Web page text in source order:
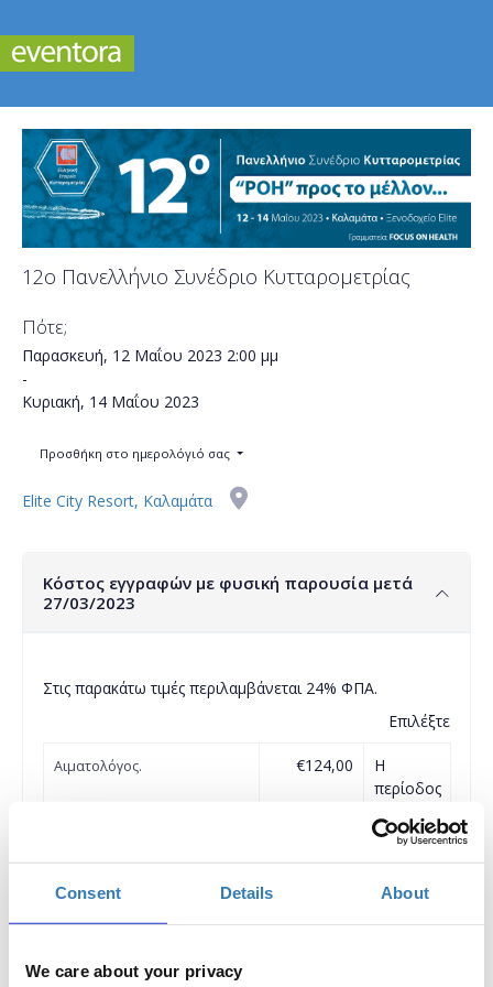
Consent Details About
We care about your privacy
12o Πανελλήνιο Συνέδριο Κυτταρομετρίας
Πότε;
Παρασκευή, 12 Μαΐου 2023 2:00 μμ
-
Κυριακή, 14 Μαΐου 2023
Προσθήκη στο ημερολόγιό σας
Elite City Resort, Καλαμάτα
Κόστος εγγραφών με φυσική παρουσία μετά
27/03/2023
Στις παρακάτω τιμές περιλαμβάνεται 24% ΦΠΑ.
Επιλέξτε
Αιματολόγος. €124,00
Η
περίοδος
έχει λήξει.
περίοδος
εγγραφών